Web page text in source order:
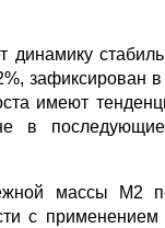
зафиксирован в
имеют
в
массы
с применением